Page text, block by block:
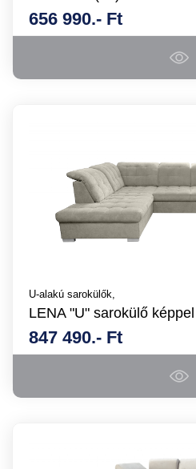
656 990.- Ft
U-alakú sarokülők,
LENA "U" sarokülő
847 490.- Ft